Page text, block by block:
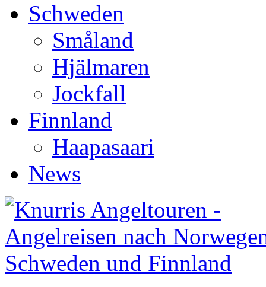
Schweden
Småland
Hjälmaren
Jockfall
Finnland
Haapasaari
News